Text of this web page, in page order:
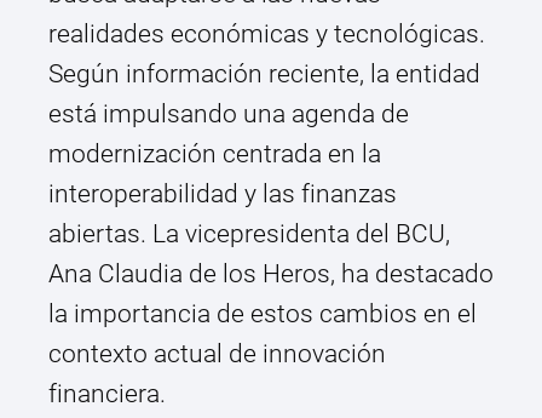
realidades económicas y tecnológicas.
Según información reciente, la entidad
está impulsando una agenda de
modernización centrada en la
interoperabilidad y las finanzas
abiertas. La vicepresidenta del BCU,
Ana Claudia de los Heros, ha destacado
la importancia de estos cambios en el
contexto actual de innovación
financiera.